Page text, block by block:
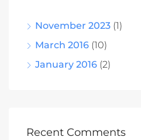
November 2023 (1)
March 2016 (10)
January 2016 (2)
Recent Comments